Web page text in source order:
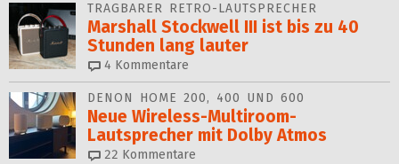
TRAGBARER RETRO-LAUTSPRECHER
Marshall Stockwell III ist bis zu 40
Stunden lang lauter
4 Kommentare
DENON HOME 200, 400 UND 600
Neue Wireless-Multiroom-
Lautsprecher mit Dolby Atmos
22 Kommentare